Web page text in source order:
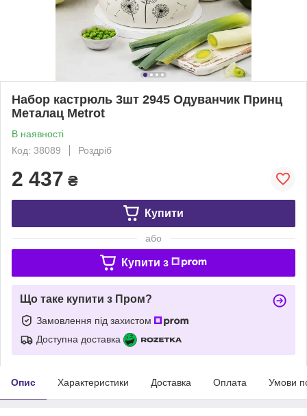
Набор кастрюль 3шт 2945 Одуванчик Принц
Металац Metrot
В наявності
Код: 38089
Роздріб
2 437 ₴
Купити
або
Купити з
Що таке купити з Пром?
Замовлення під захистом
Доступна доставка
Опис Характеристики Доставка Оплата Умови